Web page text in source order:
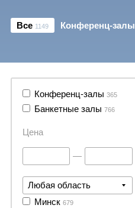
Все 1149 Конференц-залы
Конференц-залы 365
Банкетные залы 766
Цена
—
Любая область
Минск 679